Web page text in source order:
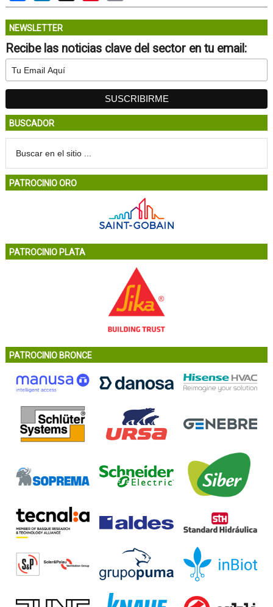
NEWSLETTER
Recibe las noticias clave del sector en tu email:
BUSCADOR
PATROCINIO ORO
PATROCINIO PLATA
PATROCINIO BRONCE